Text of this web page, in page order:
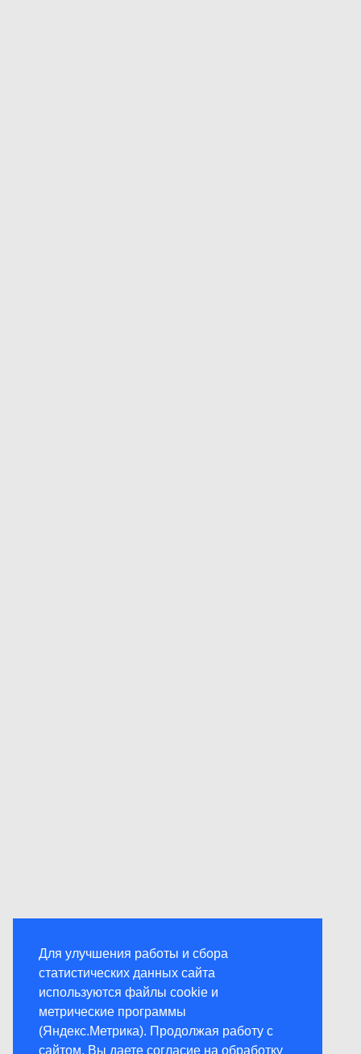
Для улучшения работы и сбора
статистических данных сайта
используются файлы cookie и
метрические программы
(Яндекс.Метрика). Продолжая работу с
сайтом, Вы даете согласие на обработку